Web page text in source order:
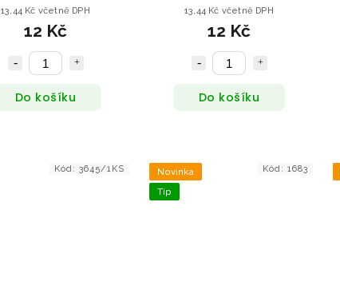
13,44 Kč včetně DPH
12 Kč
Do košíku
13,44 Kč včetně DPH
12 Kč
Do košíku
Kód: 3645/1KS
Novinka
Tip
Kód: 1683